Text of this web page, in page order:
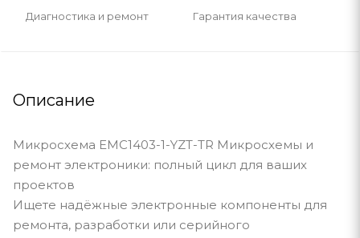
Диагностика и ремонт Гарантия качества
Описание
Микросхема EMC1403-1-YZT-TR Микросхемы и
ремонт электроники: полный цикл для ваших
проектов
Ищете надёжные электронные компоненты для
ремонта, разработки или серийного